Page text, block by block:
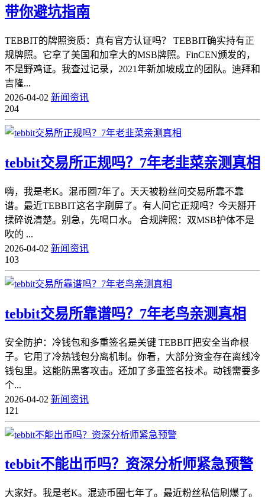
带你避坑指南
TEBBIT的牌照资质：真有官方认证吗？ TEBBIT确实持有正
规牌照。它拿了美国和加拿大的MSB牌照。FinCEN颁发的，
不是野鸡证。我查过记录，2021年新加坡成立的团队。迪拜和
吉隆...
2026-04-02 新闻资讯
204
tebbit交易所正规吗？7年老韭菜亲测真相
嗨，我是老K。混币圈7年了。天天被粉丝问交易所靠不靠
谱。最近TEBBIT这名字刷屏了。有人问它正规吗？今天掰开
揉碎说清楚。别急，先喝口水。 合规牌照：双MSB护体不是
吹的 ...
2026-04-02 新闻资讯
103
tebbit交易所靠谱吗？7年老鸟亲测真相
安全防护：冷钱包和多重签名是关键 TEBBIT把安全当命根
子。它用了冷热钱包分离机制。你看，大部分资金存在离线冷
钱包里。这能防黑客攻击。还加了多重签名技术。动钱需要多
个...
2026-04-02 新闻资讯
121
tebbit不能出币吗？资深分析师紧急预警
大家好。我是老K。混迹币圈七年了。最近粉丝私信刷爆了。